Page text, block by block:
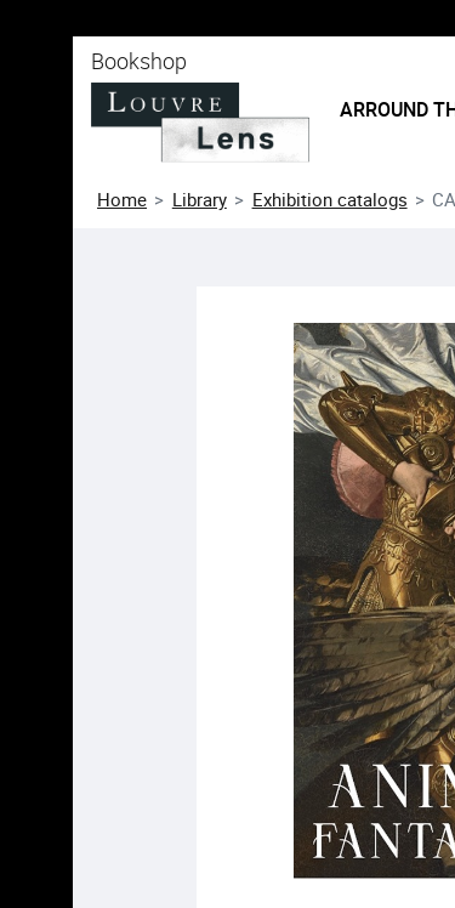
Bookshop
ARROUND
Home Library Exhibition catalogs